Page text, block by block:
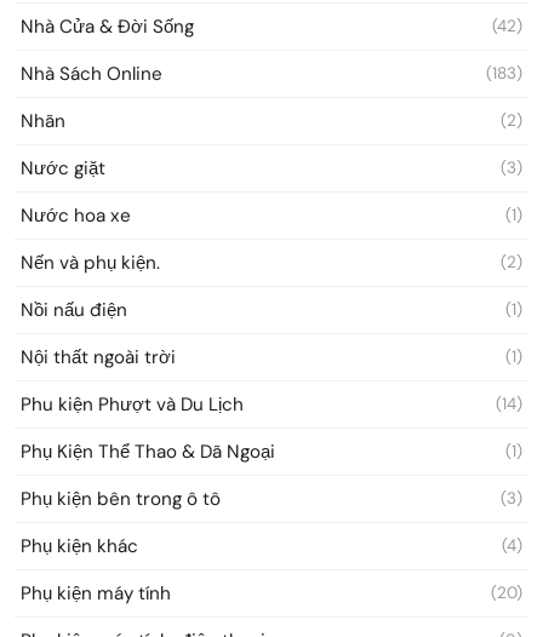
Nhà Cửa & Đời Sống (42)
Nhà Sách Online (183)
Nhãn (2)
Nước giặt (3)
Nước hoa xe (1)
Nến và phụ kiện. (2)
Nồi nấu điện (1)
Nội thất ngoài trời (1)
Phu kiện Phượt và Du Lịch (14)
Phụ Kiện Thể Thao & Dã Ngoại (1)
Phụ kiện bên trong ô tô (3)
Phụ kiện khác (4)
Phụ kiện máy tính (20)